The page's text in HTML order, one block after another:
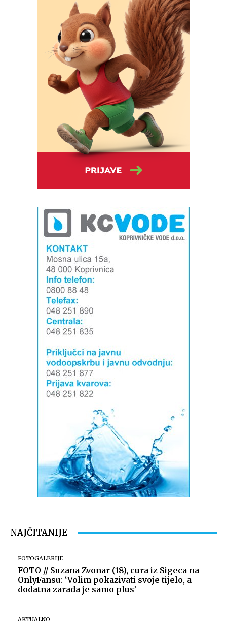
NAJČITANIJE
FOTOGALERIJE
FOTO // Suzana Zvonar (18), cura iz Sigeca na
OnlyFansu: ‘Volim pokazivati svoje tijelo, a
dodatna zarada je samo plus’
AKTUALNO